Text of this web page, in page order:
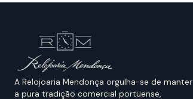
A Relojoaria Mendonça orgulha-se de manter
a pura tradição comercial portuense,